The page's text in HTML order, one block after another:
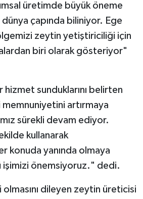
üretimde büyük öneme
çapında biliniyor. Ege
zeytin yetiştiriciliği için
biri olarak gösteriyor"
hizmet sunduklarını belirten
artırmaya
sürekli devam ediyor.
kullanarak
konuda yanında olmaya
işimizi önemsiyoruz." dedi.
dileyen zeytin üreticisi